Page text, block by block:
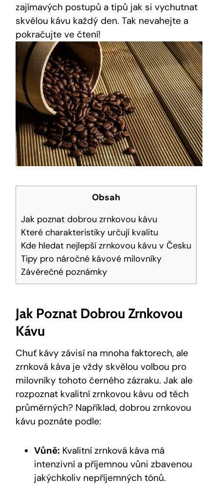
zajímavých postupů a tipů jak si vychutnat
skvělou kávu každý den. Tak nevahejte a
pokračujte ve čtení!
Obsah
Jak poznat dobrou zrnkovou kávu
Které charakteristiky určují kvalitu
Kde hledat nejlepší zrnkovou kávu v Česku
Tipy pro náročné kávové milovníky
Závěrečné poznámky
Jak Poznat Dobrou Zrnkovou
Kávu
Chuť kávy závisí na mnoha faktorech, ale
zrnková káva je vždy skvělou volbou pro
milovníky tohoto černého zázraku. Jak ale
rozpoznat kvalitní zrnkovou kávu od těch
průměrných? Například, dobrou zrnkovou
kávu poznáte podle:
Vůně: Kvalitní zrnková káva má
intenzivní a příjemnou vůni zbavenou
jakýchkoliv nepříjemných tónů.